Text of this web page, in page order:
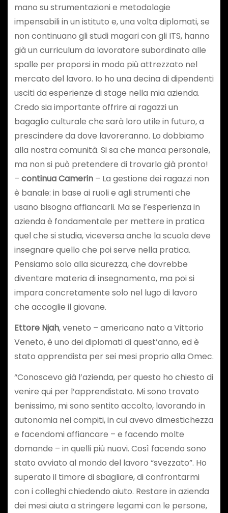
mano su strumentazioni e metodologie
impensabili in un istituto e, una volta diplomati, se
non continuano gli studi magari con gli ITS, hanno
già un curriculum da lavoratore subordinato alle
spalle per proporsi in modo più attrezzato nel
mercato del lavoro. Io ho una decina di dipendenti
usciti da esperienze di stage nella mia azienda.
Credo sia importante offrire ai ragazzi un
bagaglio culturale che sarà loro utile in futuro, a
prescindere da dove lavoreranno. Lo dobbiamo
alla nostra comunità. Si sa che manca personale,
ma non si può pretendere di trovarlo già pronto!
– continua Camerin– La gestione dei ragazzi non
è banale: in base ai ruoli e agli strumenti che
usano bisogna affiancarli. Ma se l’esperienza in
azienda è fondamentale per mettere in pratica
quel che si studia, viceversa anche la scuola deve
insegnare quello che poi serve nella pratica.
Pensiamo solo alla sicurezza, che dovrebbe
diventare materia di insegnamento, ma poi si
impara concretamente solo nel lugo di lavoro
che accoglie il giovane.
Ettore Njah, veneto – americano nato a Vittorio
Veneto, è uno dei diplomati di quest’anno, ed è
stato apprendista per sei mesi proprio alla Omec.
“Conoscevo già l’azienda, per questo ho chiesto di
venire qui per l’apprendistato. Mi sono trovato
benissimo, mi sono sentito accolto, lavorando in
autonomia nei compiti, in cui avevo dimestichezza
e facendomi affiancare – e facendo molte
domande – in quelli più nuovi. Così facendo sono
stato avviato al mondo del lavoro “svezzato”. Ho
superato il timore di sbagliare, di confrontarmi
con i colleghi chiedendo aiuto. Restare in azienda
dei mesi aiuta a stringere legami con le persone,